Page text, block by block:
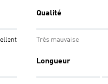
Qualité
Très mauvaise
Longueur